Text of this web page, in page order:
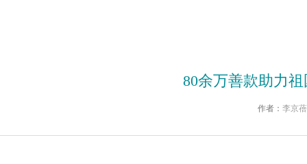
80余万善款助力
作者： 李京